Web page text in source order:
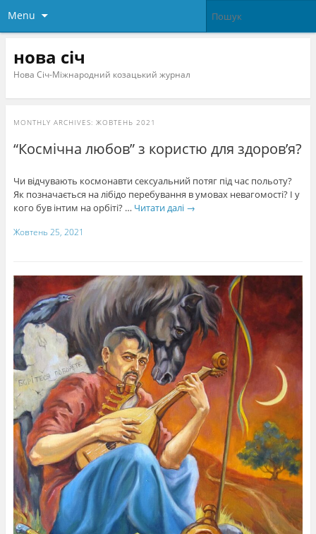
Menu
нова січ
Нова Січ-Міжнародний козацький журнал
MONTHLY ARCHIVES: ЖОВТЕНЬ 2021
“Космічна любов” з користю для здоров’я?
Чи відчувають космонавти сексуальний потяг під час польоту?
Як позначається на лібідо перебування в умовах невагомості? І у
кого був інтим на орбіті? … Читати далі →
Жовтень 25, 2021